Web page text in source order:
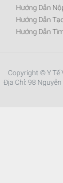
Hướng Dẫn
Hướng Dẫn
Hướng Dẫn
Copyright © Y Tế
Địa Chỉ: 98 Nguyễn